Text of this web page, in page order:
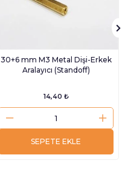
30+6 mm M3 Metal Dişi-Erkek
Aralayıcı (Standoff)
14,40 ₺
SEPETE EKLE